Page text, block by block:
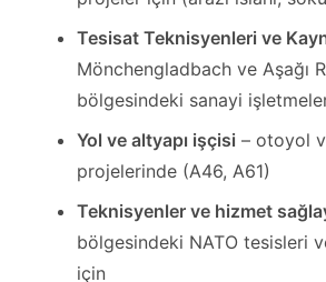
Tesisat Teknisyenleri ve
Mönchengladbach ve Aşağı
bölgesindeki sanayi
Yol ve altyapı işçisi – otoyol
projelerinde (A46, A61)
Teknisyenler ve hizmet
bölgesindeki NATO tesisleri
için